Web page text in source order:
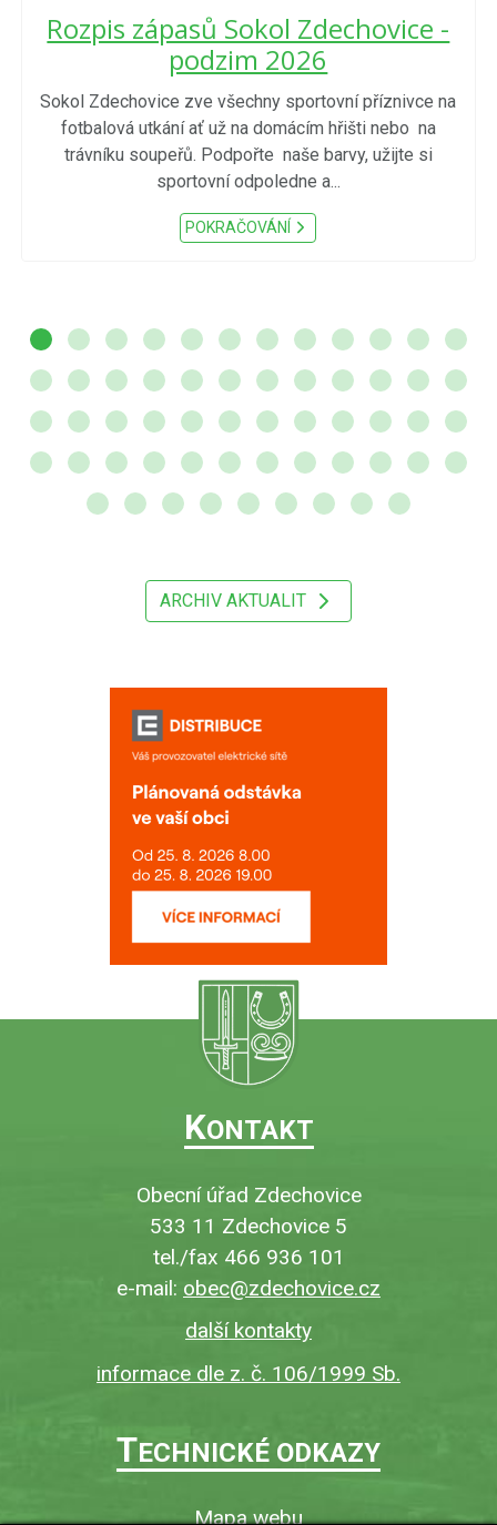
Rozpis zápasů Sokol Zdechovice -
podzim 2026
Sokol Zdechovice zve všechny sportovní příznivce na
fotbalová utkání ať už na domácím hřišti nebo na
trávníku soupeřů. Podpořte naše barvy, užijte si
sportovní odpoledne a...
POKRAČOVÁNÍ
ARCHIV AKTUALIT
KONTAKT
Obecní úřad Zdechovice
533 11 Zdechovice 5
tel./fax 466 936 101
e-mail: obec@zdechovice.cz
další kontakty
informace dle z. č. 106/1999 Sb.
TECHNICKÉ ODKAZY
Mapa webu